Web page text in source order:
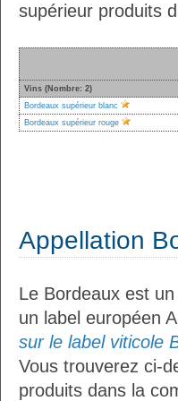
supérieur produits
Vins (Nombre: 2)
Bordeaux supérieur blanc
Bordeaux supérieur rouge
Appellation
Le Bordeaux est
un label européen
sur le label viticole
Vous trouverez ci-
produits dans la